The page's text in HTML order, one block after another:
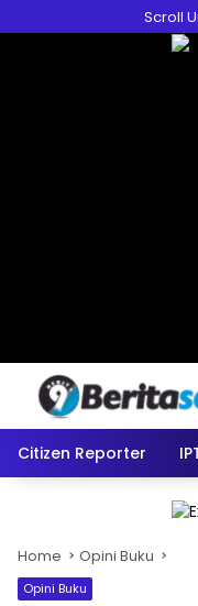
to
Scroll
Citizen Reporter
Home Opini Buku
Opini Buku